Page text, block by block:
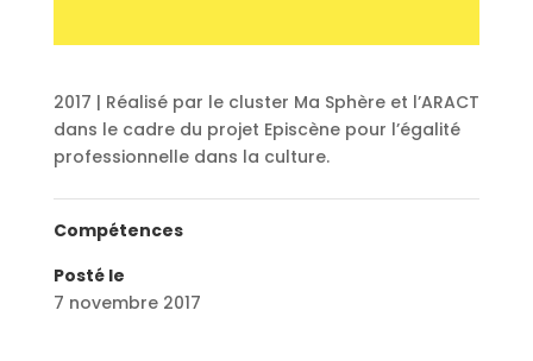
2017 | Réalisé par le cluster Ma Sphère et l’ARACT
dans le cadre du projet Episcène pour l’égalité
professionnelle dans la culture.
Compétences
Posté le
7 novembre 2017